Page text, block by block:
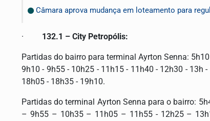
Câmara aprova mudança em loteamento para
· 132.1 – City Petropólis:
Partidas do bairro para terminal Ayrton Senna:
9h10 - 9h55 - 10h25 - 11h15 - 11h40 - 12h30 - 13h
18h05 - 18h35 - 19h10.
Partidas do terminal Ayrton Senna para o bairro:
– 9h55 – 10h35 – 11h05 – 11h55 - 12h25 –